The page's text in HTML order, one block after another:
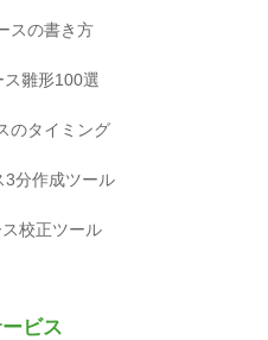
スの書き方
ス雛形100選
のタイミング
3分作成ツール
校正ツール
ビス